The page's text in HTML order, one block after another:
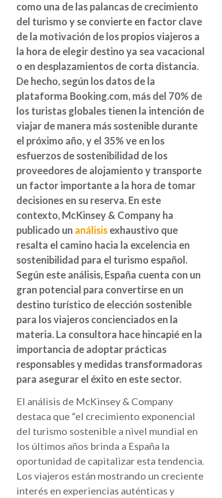
como una de las palancas de crecimiento
del turismo y se convierte en factor clave
de la motivación de los propios viajeros a
la hora de elegir destino ya sea vacacional
o en desplazamientos de corta distancia.
De hecho, según los datos de la
plataforma Booking.com, más del 70% de
los turistas globales tienen la intención de
viajar de manera más sostenible durante
el próximo año, y el 35% ve en los
esfuerzos de sostenibilidad de los
proveedores de alojamiento y transporte
un factor importante a la hora de tomar
decisiones en su reserva. En este
contexto, McKinsey & Company ha
publicado un análisis exhaustivo que
resalta el camino hacia la excelencia en
sostenibilidad para el turismo español.
Según este análisis, España cuenta con un
gran potencial para convertirse en un
destino turístico de elección sostenible
para los viajeros concienciados en la
materia. La consultora hace hincapié en la
importancia de adoptar prácticas
responsables y medidas transformadoras
para asegurar el éxito en este sector.
El análisis de McKinsey & Company
destaca que “el crecimiento exponencial
del turismo sostenible a nivel mundial en
los últimos años brinda a España la
oportunidad de capitalizar esta tendencia.
Los viajeros están mostrando un creciente
interés en experiencias auténticas y